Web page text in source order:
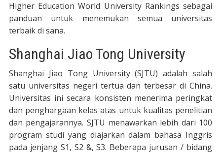
Higher Education World University Rankings sebagai
panduan untuk menemukan semua universitas
terbaik di sana.
Shanghai Jiao Tong University
Shanghai Jiao Tong University (SJTU) adalah salah
satu universitas negeri tertua dan terbesar di China.
Universitas ini secara konsisten menerima peringkat
dan penghargaan kelas atas untuk kualitas penelitian
dan pengajarannya. SJTU menawarkan lebih dari 100
program studi yang diajarkan dalam bahasa Inggris
pada jenjang S1, S2 &, S3. Beberapa jurusan / bidang